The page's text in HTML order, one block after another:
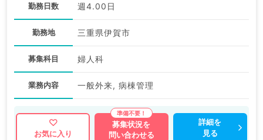
勤務日数 週4.00日
勤務地 三重県伊賀市
募集科目 婦人科
業務内容 一般外来, 病棟管理
お気に入り
募集状況を
問い合わせる
詳細を
見る